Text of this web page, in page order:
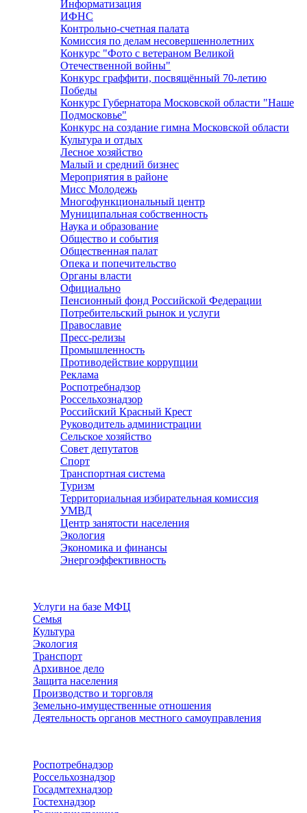
Информатизация
ИФНС
Контрольно-счетная палата
Комиссия по делам несовершеннолетних
Конкурс "Фото с ветераном Великой
Отечественной войны"
Конкурс граффити, посвящённый 70-летию
Победы
Конкурс Губернатора Московской области "Наше
Подмосковье"
Конкурс на создание гимна Московской области
Культура и отдых
Лесное хозяйство
Малый и средний бизнес
Мероприятия в районе
Мисс Молодежь
Многофункциональный центр
Муниципальная собственность
Наука и образование
Общество и события
Общественная палат
Опека и попечительство
Органы власти
Официально
Пенсионный фонд Российской Федерации
Потребительский рынок и услуги
Православие
Пресс-релизы
Промышленность
Противодействие коррупции
Реклама
Роспотребнадзор
Россельхознадзор
Российский Красный Крест
Руководитель администрации
Сельское хозяйство
Совет депутатов
Спорт
Транспортная система
Туризм
Территориальная избирательная комиссия
УМВД
Центр занятости населения
Экология
Экономика и финансы
Энергоэффективность
Услуги на базе МФЦ
Семья
Культура
Экология
Транспорт
Архивное дело
Защита населения
Производство и торговля
Земельно-имущественные отношения
Деятельность органов местного самоуправления
Роспотребнадзор
Россельхознадзор
Госадмтехнадзор
Гостехнадзор